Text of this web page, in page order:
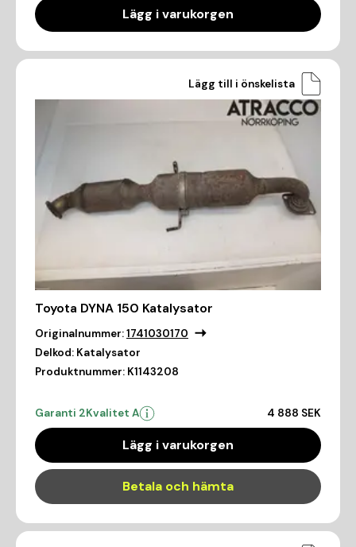
Lägg i varukorgen
Lägg till i önskelista
Toyota DYNA 150 Katalysator
Originalnummer:1741030170
Delkod: Katalysator
Produktnummer: K1143208
Garanti 2Kvalitet A 4 888 SEK
Lägg i varukorgen
Betala och hämta